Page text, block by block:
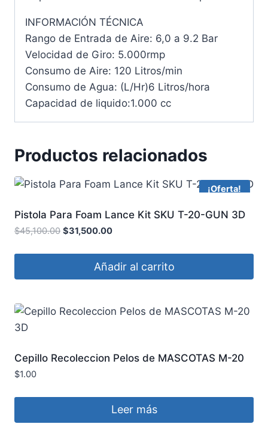
INFORMACIÓN TÉCNICA
Rango de Entrada de Aire: 6,0 a 9.2 Bar
Velocidad de Giro: 5.000rmp
Consumo de Aire: 120 Litros/min
Consumo de Agua: (L/Hr)6 Litros/hora
Capacidad de liquido:1.000 cc
Productos relacionados
¡Oferta!
Pistola Para Foam Lance Kit SKU T-20-GUN 3D
$45,100.00 $31,500.00
Añadir al carrito
Cepillo Recoleccion Pelos de MASCOTAS M-20
3D
$1.00
Leer más